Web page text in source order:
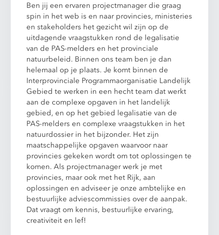
Ben jij een ervaren projectmanager die graag
spin in het web is en naar provincies, ministeries
en stakeholders het gezicht wil zijn op de
uitdagende vraagstukken rond de legalisatie
van de PAS-melders en het provinciale
natuurbeleid. Binnen ons team ben je dan
helemaal op je plaats. Je komt binnen de
Interprovinciale Programmaorganisatie Landelijk
Gebied te werken in een hecht team dat werkt
aan de complexe opgaven in het landelijk
gebied, en op het gebied legalisatie van de
PAS-melders en complexe vraagstukken in het
natuurdossier in het bijzonder. Het zijn
maatschappelijke opgaven waarvoor naar
provincies gekeken wordt om tot oplossingen te
komen. Als projectmanager werk je met
provincies, maar ook met het Rijk, aan
oplossingen en adviseer je onze ambtelijke en
bestuurlijke adviescommissies over de aanpak.
Dat vraagt om kennis, bestuurlijke ervaring,
creativiteit en lef!